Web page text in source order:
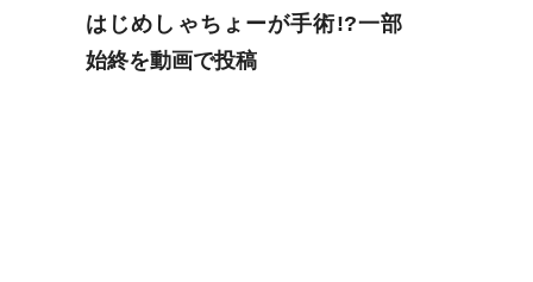
はじめしゃちょーが手術!?一部
始終を動画で投稿